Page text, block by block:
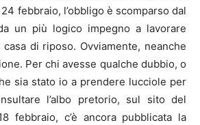
febbraio, l’obbligo è scomparso dal
un più logico impegno a lavorare
casa di riposo. Ovviamente, neanche
Per chi avesse qualche dubbio, o
sia stato io a prendere lucciole per
l’albo pretorio, sul sito del
febbraio, c’è ancora pubblicata la